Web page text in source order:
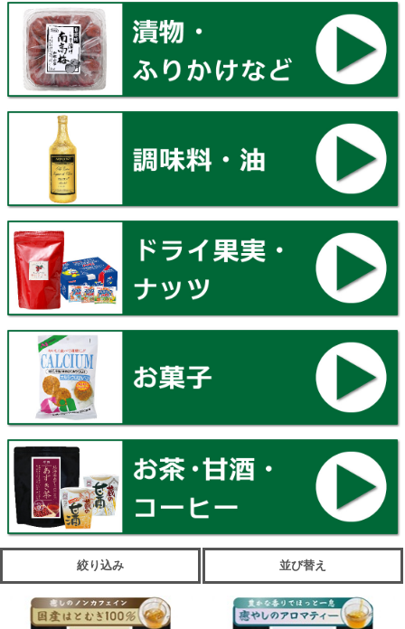
絞り込み 並び替え